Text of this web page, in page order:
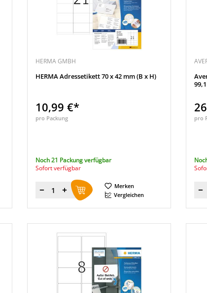
HERMA GMBH
HERMA Adressetikett 70 x 42 mm (B x H)
10,99 €*
pro Packung
Noch 21 Packung verfügbar
Sofort verfügbar
Menge
Merken
Vergleichen
pro